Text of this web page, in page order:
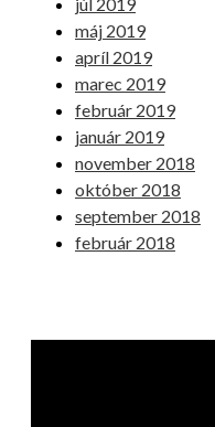
máj 2019
apríl 2019
marec 2019
február 2019
január 2019
november 2018
október 2018
september 2018
február 2018